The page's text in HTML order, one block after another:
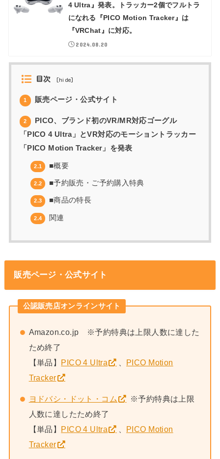
4 Ultra』発表。トラッカー2個でフルトラ
になれる『PICO Motion Tracker』は
『VRChat』に対応。
2024.08.20
目次 [hide]
1 販売ページ・公式サイト
2
PICO、ブランド初のVR/MR対応ゴーグル
「PICO 4 Ultra」とVR対応のモーショントラッカー
「PICO Motion Tracker」を発表
2.1 ■概要
2.2 ■予約販売・ご予約購入特典
2.3 ■商品の特長
2.4 関連
販売ページ・公式サイト
公認販売店オンラインサイト
Amazon.co.jp ※予約特典は上限人数に達した
ため終了
【単品】 PICO 4 Ultra
PICO Motion
Tracker
ヨドバシ・ドット・コム
※予約特典は上限
人数に達したため終了
【単品】 PICO 4 Ultra
PICO Motion
Tracker